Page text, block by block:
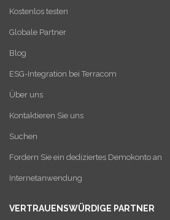
Kostenlos testen
Globale Partner
Blog
ESG-Integration bei Terracom
Über uns
Kontaktieren Sie uns
Suchen
Fordern Sie ein dediziertes Demokonto an
Internetanwendung
VERTRAUENSWÜRDIGE PARTNER